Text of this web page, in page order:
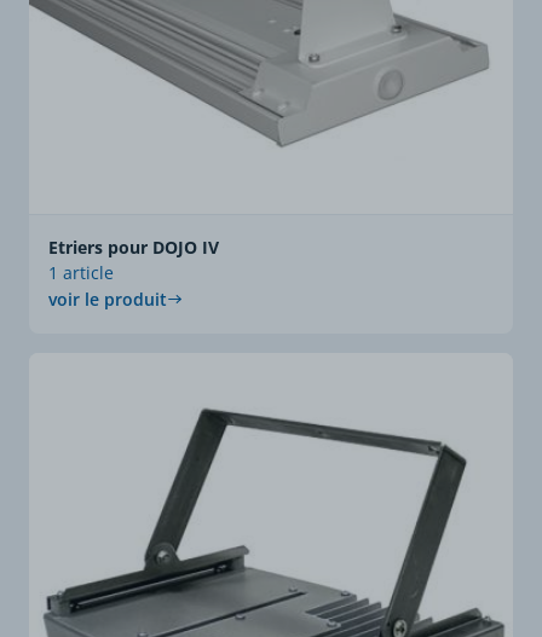
Etriers pour DOJO IV
1 article
voir le produit